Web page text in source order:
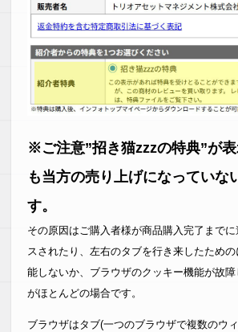
※ご注意”招き猫zzzの特典”が
も当方の売り上げになっていな
す。
その原因はご購入者様が商品購入完了まで
スされたり、左右のタブを行き来したため
能しないか、ブラウザのクッキー機能が故
がほとんどの場合です。
ブラウザはタブ(一つのブラウザで複数のウ